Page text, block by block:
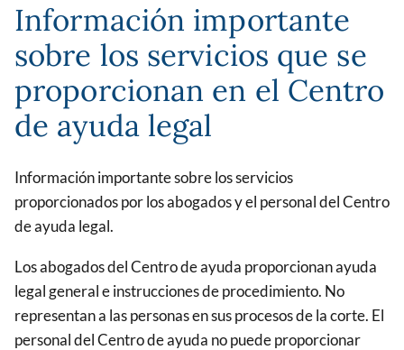
Información importante
sobre los servicios que se
proporcionan en el Centro
de ayuda legal
Información importante sobre los servicios
proporcionados por los abogados y el personal del Centro
de ayuda legal.
Los abogados del Centro de ayuda proporcionan ayuda
legal general e instrucciones de procedimiento. No
representan a las personas en sus procesos de la corte. El
personal del Centro de ayuda no puede proporcionar